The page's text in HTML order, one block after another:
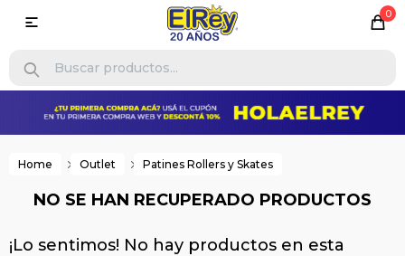
0

Home Outlet Patines Rollers y Skates
NO SE HAN RECUPERADO PRODUCTOS
¡Lo sentimos! No hay productos en esta